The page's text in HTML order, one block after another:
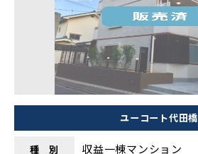
ユーコート代田橋
種 別 収益一棟マンション